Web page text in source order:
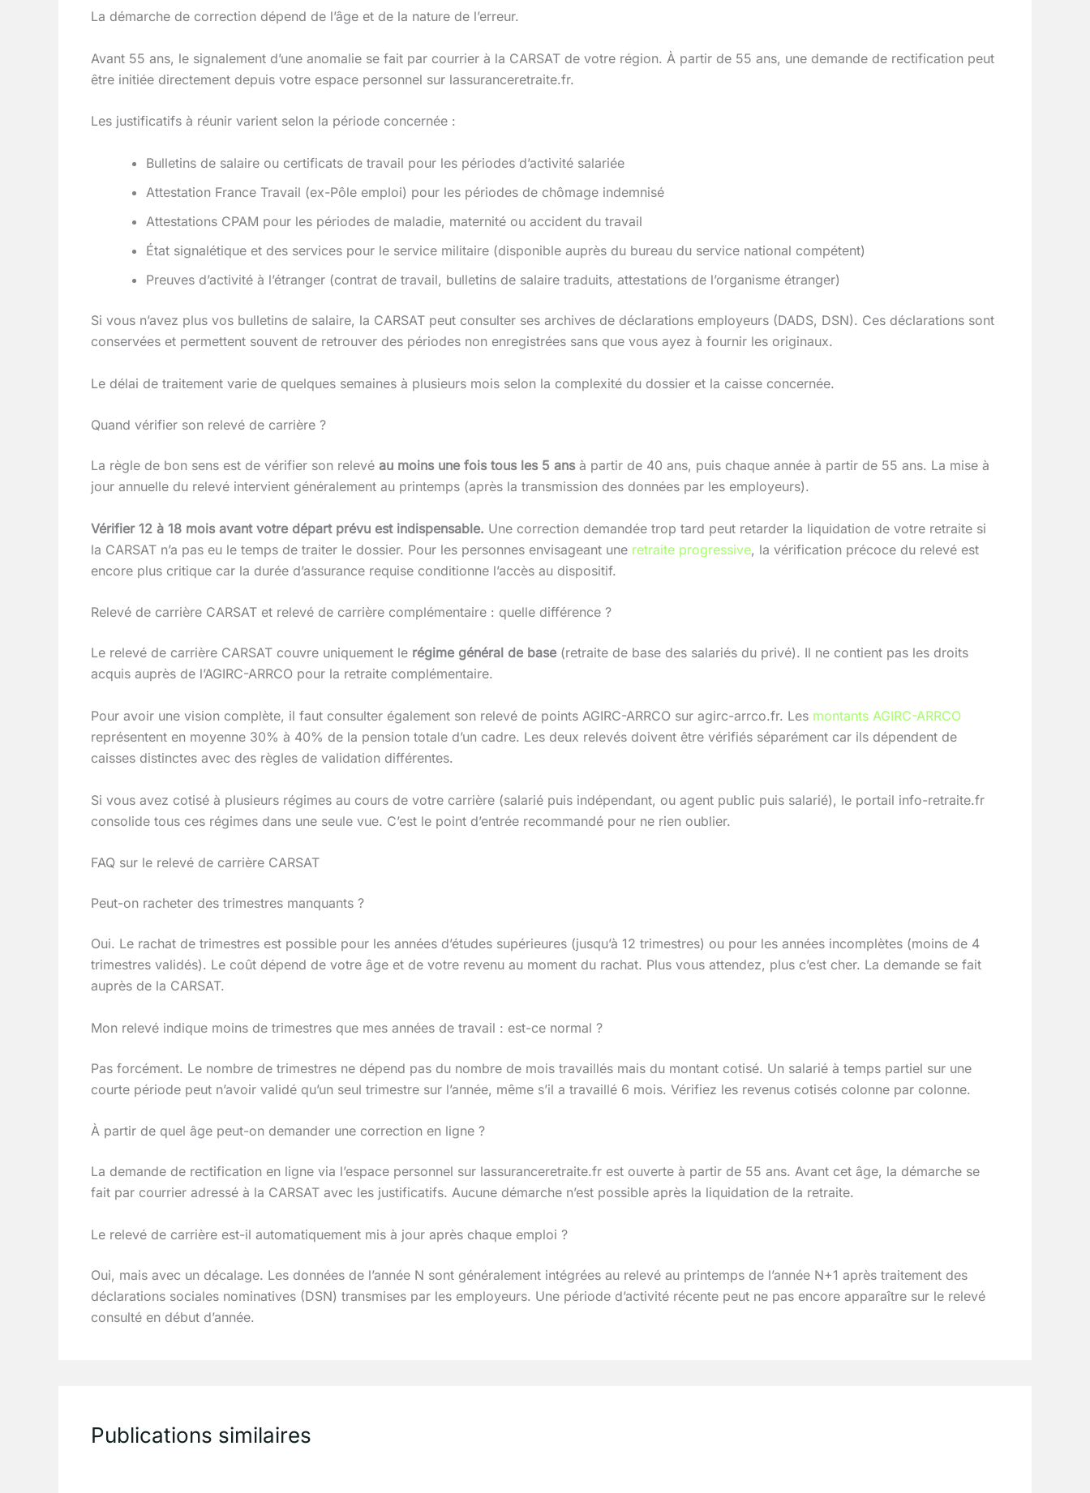
La démarche de correction dépend de l’âge et de la nature de l’erreur.
Avant 55 ans, le signalement d’une anomalie se fait par courrier à la CARSAT de votre région. À partir de 55 ans, une demande de rectification peut
être initiée directement depuis votre espace personnel sur lassuranceretraite.fr.
Les justificatifs à réunir varient selon la période concernée :
Bulletins de salaire ou certificats de travail pour les périodes d’activité salariée
Attestation France Travail (ex-Pôle emploi) pour les périodes de chômage indemnisé
Attestations CPAM pour les périodes de maladie, maternité ou accident du travail
État signalétique et des services pour le service militaire (disponible auprès du bureau du service national compétent)
Preuves d’activité à l’étranger (contrat de travail, bulletins de salaire traduits, attestations de l’organisme étranger)
Si vous n’avez plus vos bulletins de salaire, la CARSAT peut consulter ses archives de déclarations employeurs (DADS, DSN). Ces déclarations sont
conservées et permettent souvent de retrouver des périodes non enregistrées sans que vous ayez à fournir les originaux.
Le délai de traitement varie de quelques semaines à plusieurs mois selon la complexité du dossier et la caisse concernée.
Quand vérifier son relevé de carrière ?
La règle de bon sens est de vérifier son relevé au moins une fois tous les 5 ansà partir de 40 ans, puis chaque année à partir de 55 ans. La mise à
jour annuelle du relevé intervient généralement au printemps (après la transmission des données par les employeurs).
Vérifier 12 à 18 mois avant votre départ prévu est indispensable. Une correction demandée trop tard peut retarder la liquidation de votre retraite si
la CARSAT n’a pas eu le temps de traiter le dossier. Pour les personnes envisageant une retraite progressive, la vérification précoce du relevé est
encore plus critique car la durée d’assurance requise conditionne l’accès au dispositif.
Relevé de carrière CARSAT et relevé de carrière complémentaire : quelle différence ?
Le relevé de carrière CARSAT couvre uniquement le régime général de base(retraite de base des salariés du privé). Il ne contient pas les droits
acquis auprès de l’AGIRC-ARRCO pour la retraite complémentaire.
Pour avoir une vision complète, il faut consulter également son relevé de points AGIRC-ARRCO sur agirc-arrco.fr. Les montants AGIRC-ARRCO
représentent en moyenne 30% à 40% de la pension totale d’un cadre. Les deux relevés doivent être vérifiés séparément car ils dépendent de
caisses distinctes avec des règles de validation différentes.
Si vous avez cotisé à plusieurs régimes au cours de votre carrière (salarié puis indépendant, ou agent public puis salarié), le portail info-retraite.fr
consolide tous ces régimes dans une seule vue. C’est le point d’entrée recommandé pour ne rien oublier.
FAQ sur le relevé de carrière CARSAT
Peut-on racheter des trimestres manquants ?
Oui. Le rachat de trimestres est possible pour les années d’études supérieures (jusqu’à 12 trimestres) ou pour les années incomplètes (moins de 4
trimestres validés). Le coût dépend de votre âge et de votre revenu au moment du rachat. Plus vous attendez, plus c’est cher. La demande se fait
auprès de la CARSAT.
Mon relevé indique moins de trimestres que mes années de travail : est-ce normal ?
Pas forcément. Le nombre de trimestres ne dépend pas du nombre de mois travaillés mais du montant cotisé. Un salarié à temps partiel sur une
courte période peut n’avoir validé qu’un seul trimestre sur l’année, même s’il a travaillé 6 mois. Vérifiez les revenus cotisés colonne par colonne.
À partir de quel âge peut-on demander une correction en ligne ?
La demande de rectification en ligne via l’espace personnel sur lassuranceretraite.fr est ouverte à partir de 55 ans. Avant cet âge, la démarche se
fait par courrier adressé à la CARSAT avec les justificatifs. Aucune démarche n’est possible après la liquidation de la retraite.
Le relevé de carrière est-il automatiquement mis à jour après chaque emploi ?
Oui, mais avec un décalage. Les données de l’année N sont généralement intégrées au relevé au printemps de l’année N+1 après traitement des
déclarations sociales nominatives (DSN) transmises par les employeurs. Une période d’activité récente peut ne pas encore apparaître sur le relevé
consulté en début d’année.
Publications similaires